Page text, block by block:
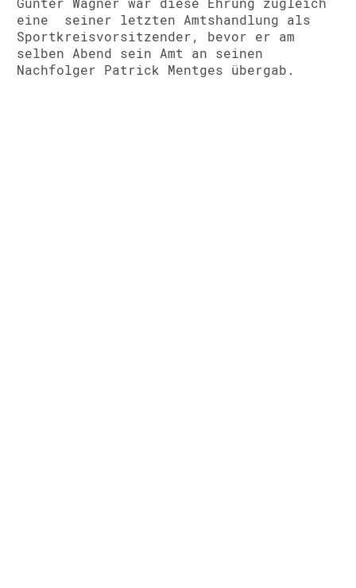
eine seiner letzten Amtshandlung als
Sportkreisvorsitzender, bevor er am
selben Abend sein Amt an seinen
Nachfolger Patrick Mentges übergab.